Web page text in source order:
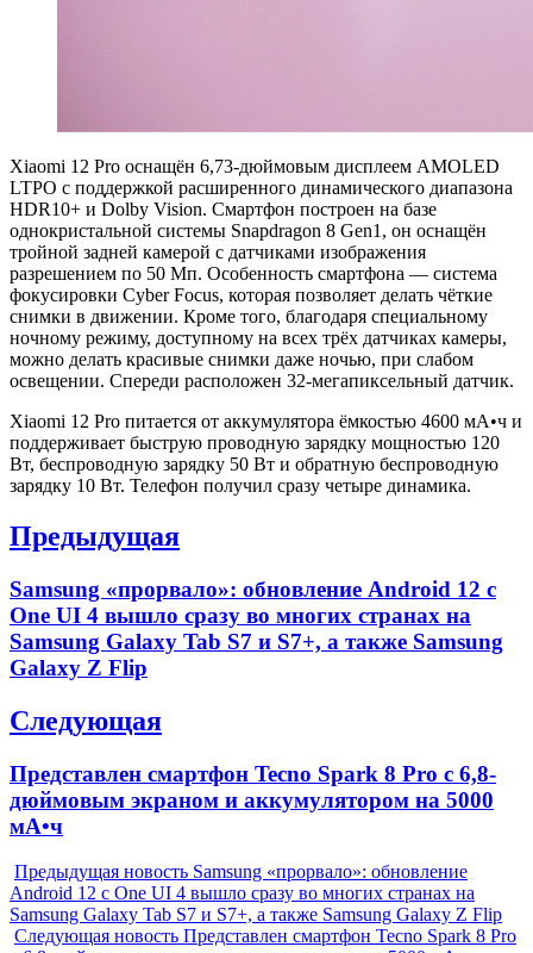
Xiaomi 12 Pro оснащён 6,73-дюймовым дисплеем AMOLED
LTPO с поддержкой расширенного динамического диапазона
HDR10+ и Dolby Vision. Смартфон построен на базе
однокристальной системы Snapdragon 8 Gen1, он оснащён
тройной задней камерой с датчиками изображения
разрешением по 50 Мп. Особенность смартфона — система
фокусировки Cyber Focus, которая позволяет делать чёткие
снимки в движении. Кроме того, благодаря специальному
ночному режиму, доступному на всех трёх датчиках камеры,
можно делать красивые снимки даже ночью, при слабом
освещении. Спереди расположен 32-мегапиксельный датчик.
Xiaomi 12 Pro питается от аккумулятора ёмкостью 4600 мА•ч и
поддерживает быструю проводную зарядку мощностью 120
Вт, беспроводную зарядку 50 Вт и обратную беспроводную
зарядку 10 Вт. Телефон получил сразу четыре динамика.
Навигация
записям
Предыдущая
Previous
post:
Samsung «прорвало»: обновление Android 12 с
One UI 4 вышло сразу во многих странах на
Samsung Galaxy Tab S7 и S7+, а также Samsung
Galaxy Z Flip
Следующая
Next
post:
Представлен смартфон Tecno Spark 8 Pro с 6,8-
дюймовым экраном и аккумулятором на 5000
мА•ч
Предыдущая новость Samsung «прорвало»: обновление
Android 12 с One UI 4 вышло сразу во многих странах на
Samsung Galaxy Tab S7 и S7+, а также Samsung Galaxy Z Flip
Следующая новость Представлен смартфон Tecno Spark 8 Pro